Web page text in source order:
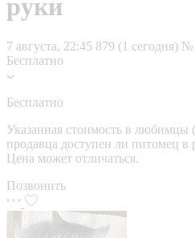
руки
7 августа, 22:45 879 (1 сегодня) №
Бесплатно
Бесплатно
Указанная стоимость в любимцы
продавца доступен ли питомец в
Цена может отличаться.
Позвонить